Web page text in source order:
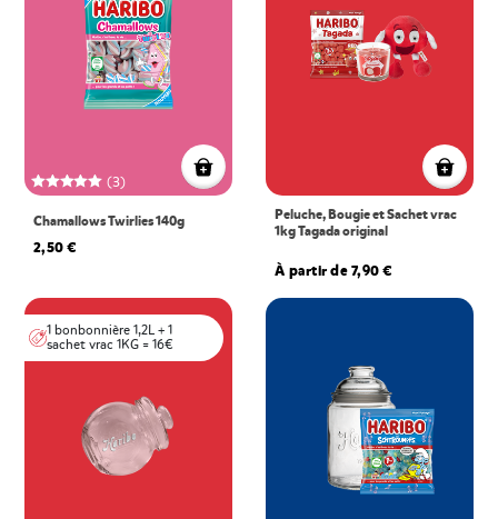
(3)
Chamallows Twirlies 140g
2,50 €
Peluche, Bougie et Sachet vrac
1kg Tagada original
À partir de 7,90 €
1 bonbonnière 1,2L + 1
sachet vrac 1KG = 16€